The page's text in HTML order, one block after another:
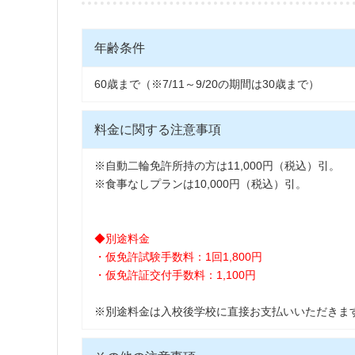
年齢条件
60歳まで（※7/11～9/20の期間は30歳まで）
料金に関する注意事項
※自動二輪免許所持の方は11,000円（税込）引。
※食事なしプランは10,000円（税込）引。
◆別途料金
・仮免許試験手数料：1回1,800円
・仮免許証交付手数料：1,100円
※別途料金は入校後学校に直接お支払いいただきま